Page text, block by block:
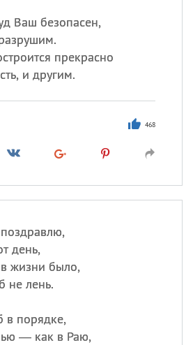
Ваш безопасен,
прекрасно
и другим.
468
день,
в жизни было,
не лень.
в порядке,
— как в Раю,